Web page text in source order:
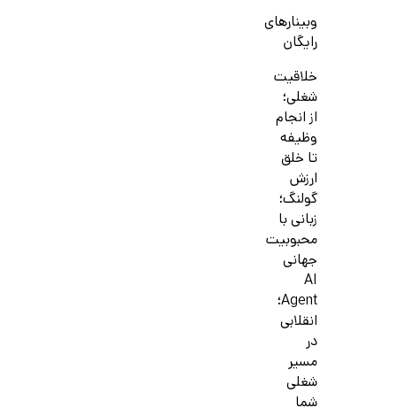
وبینارهای
رایگان
خلاقیت
شغلی؛
از انجام
وظیفه
تا خلق
ارزش
گولنگ؛
زبانی با
محبوبیت
جهانی
AI
Agent؛
انقلابی
در
مسیر
شغلی